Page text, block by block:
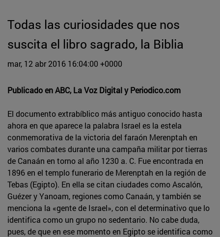
Todas las curiosidades que nos
suscita el libro sagrado, la ​B​iblia
mar, 12 abr 2016 16:04:00 +0000
Publicado enABC, La Voz Digital y Periodico.com
El documento extrabíblico más antiguo conocido hasta
ahora en que aparece la palabra Israel es la estela
conmemorativa de la victoria del faraón Merenptah en
varios combates durante una campaña militar por tierras
de Canaán en torno al año 1230 a. C. Fue encontrada en
1896 en el templo funerario de Merenptah en la región de
Tebas (Egipto). En ella se citan ciudades como Ascalón,
Guézer y Yanoam, regiones como Canaán, y también se
menciona la «gente de Israel», con el determinativo que lo
identifica como un grupo no sedentario. No cabe duda,
pues, de que en ese momento en Egipto se identifica como